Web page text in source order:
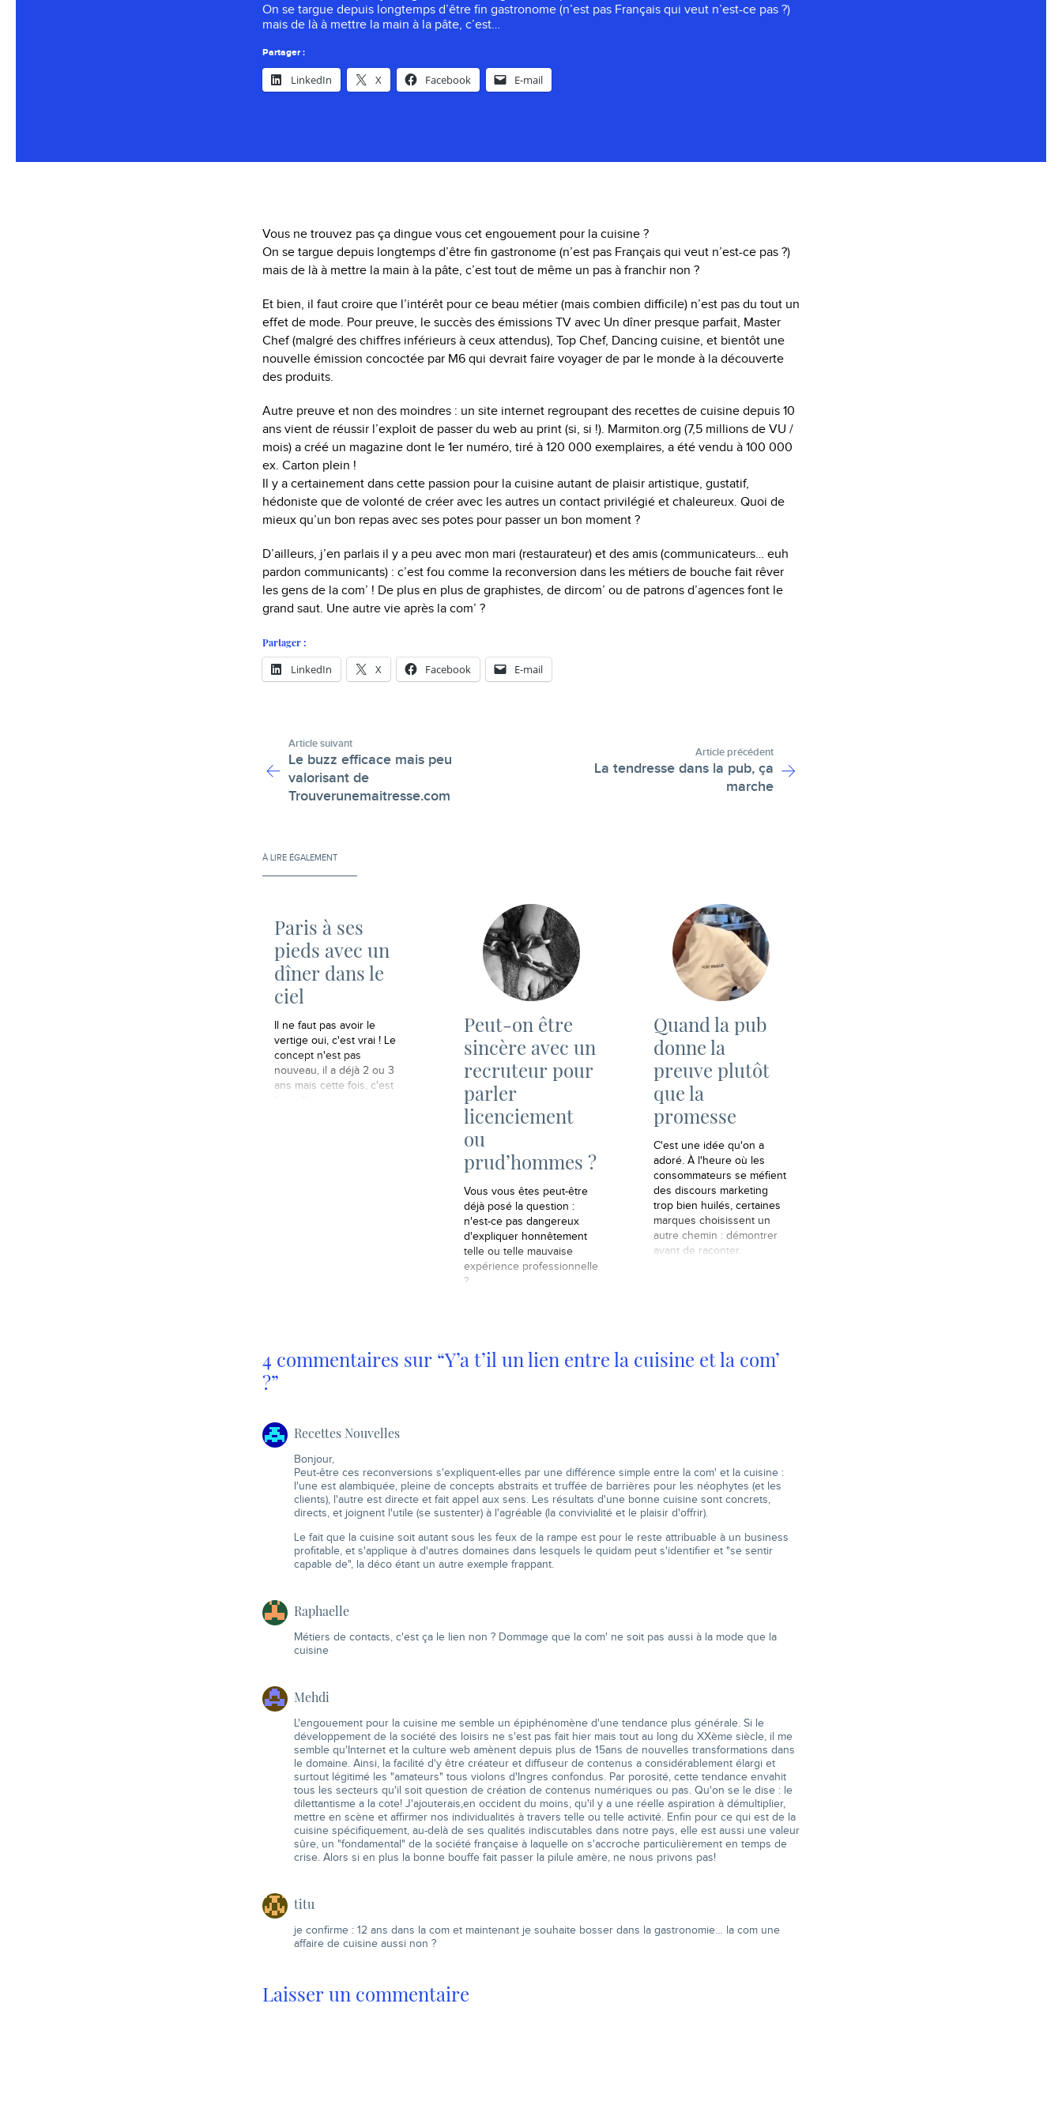
On se targue depuis longtemps d’être fin gastronome (n’est pas Français qui veut n’est-ce pas ?)
mais de là à mettre la main à la pâte, c’est…
Partager :
LinkedIn X Facebook E-mail
Vous ne trouvez pas ça dingue vous cet engouement pour la cuisine ?
On se targue depuis longtemps d’être fin gastronome (n’est pas Français qui veut n’est-ce pas ?)
mais de là à mettre la main à la pâte, c’est tout de même un pas à franchir non ?
Et bien, il faut croire que l’intérêt pour ce beau métier (mais combien difficile) n’est pas du tout un
effet de mode. Pour preuve, le succès des émissions TV avec Un dîner presque parfait, Master
Chef (malgré des chiffres inférieurs à ceux attendus), Top Chef, Dancing cuisine, et bientôt une
nouvelle émission concoctée par M6 qui devrait faire voyager de par le monde à la découverte
des produits.
Autre preuve et non des moindres : un site internet regroupant des recettes de cuisine depuis 10
ans vient de réussir l’exploit de passer du web au print (si, si !). Marmiton.org (7,5 millions de VU /
mois) a créé un magazine dont le 1er numéro, tiré à 120 000 exemplaires, a été vendu à 100 000
ex. Carton plein !
Il y a certainement dans cette passion pour la cuisine autant de plaisir artistique, gustatif,
hédoniste que de volonté de créer avec les autres un contact privilégié et chaleureux. Quoi de
mieux qu’un bon repas avec ses potes pour passer un bon moment ?
D’ailleurs, j’en parlais il y a peu avec mon mari (restaurateur) et des amis (communicateurs… euh
pardon communicants) : c’est fou comme la reconversion dans les métiers de bouche fait rêver
les gens de la com’ ! De plus en plus de graphistes, de dircom’ ou de patrons d’agences font le
grand saut. Une autre vie après la com’ ?
Partager :
LinkedIn X Facebook E-mail
Article suivant
Le buzz efficace mais peu
valorisant de
Trouverunemaitresse.com
Article précédent
La tendresse dans la pub, ça
marche
À LIRE ÉGALEMENT
Paris à ses
pieds avec un
dîner dans le
ciel
Il ne faut pas avoir le
vertige oui, c'est vrai ! Le
concept n'est pas
nouveau, il a déjà 2 ou 3
ans mais cette fois, c'est
Peut-on être
sincère avec un
recruteur pour
parler
licenciement
ou
prud’hommes ?
Vous vous êtes peut-être
déjà posé la question :
n'est-ce pas dangereux
d'expliquer honnêtement
telle ou telle mauvaise
expérience professionnelle
?
Quand la pub
donne la
preuve plutôt
que la
promesse
C'est une idée qu'on a
adoré. À l'heure où les
consommateurs se méfient
des discours marketing
trop bien huilés, certaines
marques choisissent un
autre chemin : démontrer
avant de raconter.
4 commentaires sur “Y’a t’il un lien entre la cuisine et la com’
?”
Recettes Nouvelles
Bonjour,
Peut-être ces reconversions s'expliquent-elles par une différence simple entre la com' et la cuisine :
l'une est alambiquée, pleine de concepts abstraits et truffée de barrières pour les néophytes (et les
clients), l'autre est directe et fait appel aux sens. Les résultats d'une bonne cuisine sont concrets,
directs, et joignent l'utile (se sustenter) à l'agréable (la convivialité et le plaisir d'offrir).
Le fait que la cuisine soit autant sous les feux de la rampe est pour le reste attribuable à un business
profitable, et s'applique à d'autres domaines dans lesquels le quidam peut s'identifier et "se sentir
capable de", la déco étant un autre exemple frappant.
Raphaelle
Métiers de contacts, c'est ça le lien non ? Dommage que la com' ne soit pas aussi à la mode que la
cuisine
Mehdi
L'engouement pour la cuisine me semble un épiphénomène d'une tendance plus générale. Si le
développement de la société des loisirs ne s'est pas fait hier mais tout au long du XXème siècle, il me
semble qu'Internet et la culture web amènent depuis plus de 15ans de nouvelles transformations dans
le domaine. Ainsi, la facilité d'y être créateur et diffuseur de contenus a considérablement élargi et
surtout légitimé les "amateurs" tous violons d'Ingres confondus. Par porosité, cette tendance envahit
tous les secteurs qu'il soit question de création de contenus numériques ou pas. Qu'on se le dise : le
dilettantisme a la cote! J'ajouterais,en occident du moins, qu'il y a une réelle aspiration à démultiplier,
mettre en scène et affirmer nos individualités à travers telle ou telle activité. Enfin pour ce qui est de la
cuisine spécifiquement, au-delà de ses qualités indiscutables dans notre pays, elle est aussi une valeur
sûre, un "fondamental" de la société française à laquelle on s'accroche particulièrement en temps de
crise. Alors si en plus la bonne bouffe fait passer la pilule amère, ne nous privons pas!
titu
je confirme : 12 ans dans la com et maintenant je souhaite bosser dans la gastronomie… la com une
affaire de cuisine aussi non ?
Laisser un commentaire